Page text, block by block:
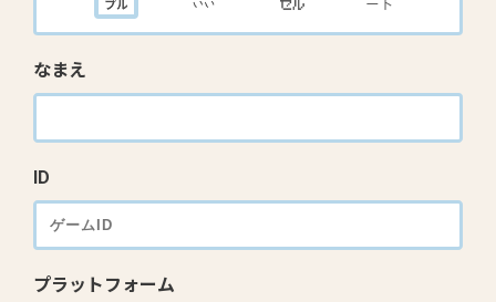
なまえ
ID
プラットフォーム